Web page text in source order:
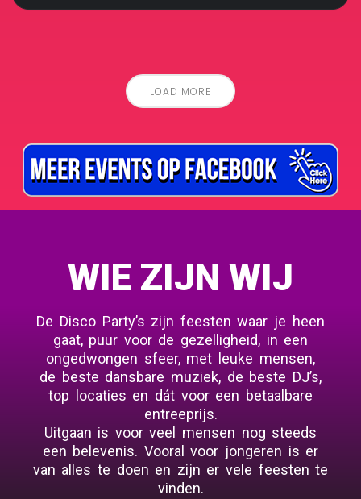
LOAD MORE
WIE ZIJN WIJ
De Disco Party’s zijn feesten waar je heen
gaat, puur voor de gezelligheid, in een
ongedwongen sfeer, met leuke mensen,
de beste dansbare muziek, de beste DJ’s,
top locaties en dát voor een betaalbare
entreeprijs.
Uitgaan is voor veel mensen nog steeds
een belevenis. Vooral voor jongeren is er
van alles te doen en zijn er vele feesten te
vinden.